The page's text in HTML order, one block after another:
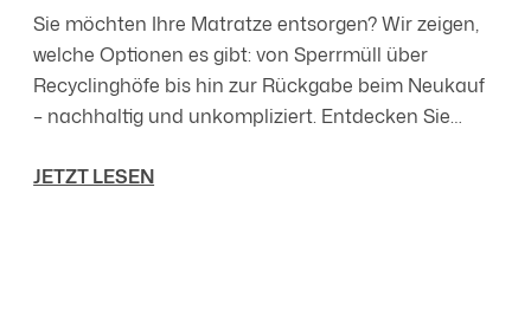
Sie möchten Ihre Matratze entsorgen? Wir zeigen,
welche Optionen es gibt: von Sperrmüll über
Recyclinghöfe bis hin zur Rückgabe beim Neukauf
– nachhaltig und unkompliziert. Entdecken Sie
Weiterverwendung oder Upcycling.
JETZT LESEN